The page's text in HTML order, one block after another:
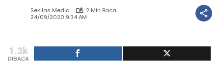
Sekilas Media
2 Min Baca
24/09/2020 9:34 AM
1.3k
DIBACA